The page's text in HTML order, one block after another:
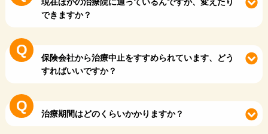
できますか？
保険会社から治療中止をすすめられています、どう
すればいいですか？
治療期間はどのくらいかかりますか？